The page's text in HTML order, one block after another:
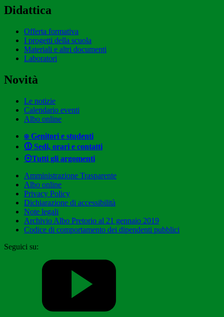
Didattica
Offerta formativa
I progetti della scuola
Materiali e altri documenti
Laboratori
Novità
Le notizie
Calendario eventi
Albo online
⍟ Genitori e studenti
🛈 Sedi, orari e contatti
⦿Tutti gli argomenti
Amministrazione Trasparente
Albo online
Privacy Policy
Dichiarazione di accessibilità
Note legali
Archivio Albo Pretorio al 21 gennaio 2019
Codice di comportamento dei dipendenti pubblici
Seguici su: